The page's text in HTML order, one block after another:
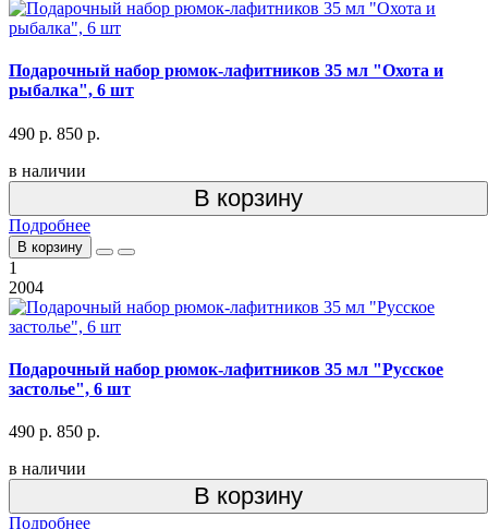
Подарочный набор рюмок-лафитников 35 мл "Охота и
рыбалка", 6 шт
490 р. 850 р.
в наличии
В корзину
Подробнее
В корзину
1
2004
Подарочный набор рюмок-лафитников 35 мл "Русское
застолье", 6 шт
490 р. 850 р.
в наличии
В корзину
Подробнее